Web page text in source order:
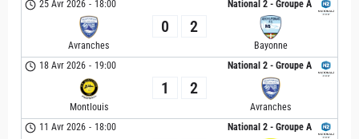
National 2 - Groupe A
25 Avr 2026 - 18:00
Avranches
0 2
Bayonne
National 2 - Groupe A
18 Avr 2026 - 19:00
Montlouis
1 2
Avranches
National 2 - Groupe A
11 Avr 2026 - 18:00